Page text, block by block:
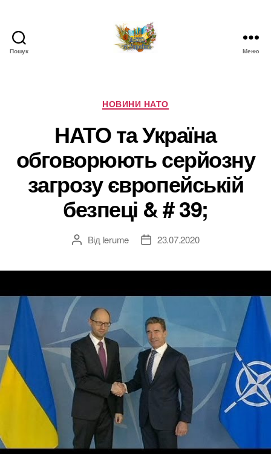
Пошук
Новини
про
НАТО
в
Україні
Меню
Категорії
НОВИНИ НАТО
НАТО та Україна
обговорюють серйозну
загрозу європейській
безпеці & # 39;
Автор
Від lerume
Дата23.07.2020